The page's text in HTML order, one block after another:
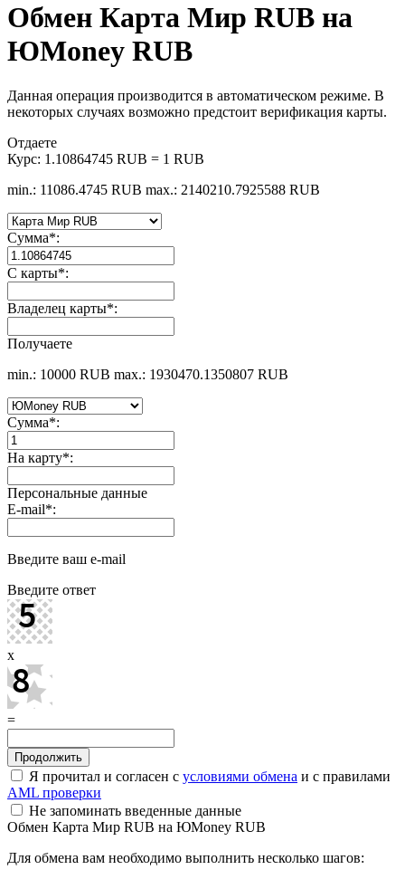
Обмен Карта Мир RUB на
ЮMoney RUB
Данная операция производится в автоматическом режиме. В
некоторых случаях возможно предстоит верификация карты.
Отдаете
Курс: 1.10864745 RUB = 1 RUB
min.: 11086.4745 RUB max.: 2140210.7925588 RUB
Сумма*:
С карты*:
Владелец карты*:
Получаете
min.: 10000 RUB max.: 1930470.1350807 RUB
Сумма*:
На карту*:
Персональные данные
E-mail*:
Введите ваш e-mail
Введите ответ
x
=
Я прочитал и согласен с условиями обмена и с правилами
AML проверки
Не запоминать введенные данные
Обмен Карта Мир RUB на ЮMoney RUB
Для обмена вам необходимо выполнить несколько шагов: